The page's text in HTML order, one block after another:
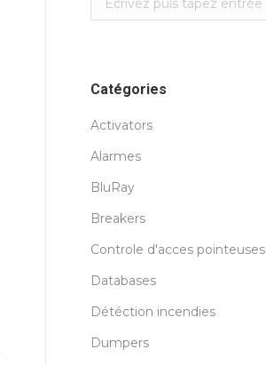
Catégories
Activators
Alarmes
BluRay
Breakers
Controle d'acces pointeuses
Databases
Détéction incendies
Dumpers